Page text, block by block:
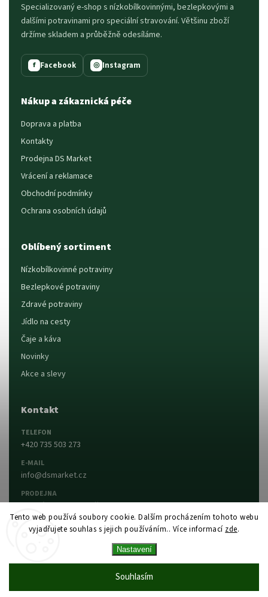
Tento web používá soubory cookie. Dalším procházením tohoto webu
vyjadřujete souhlas s jejich používáním.. Více informací zde.
Nastavení
Souhlasím
Specializovaný e-shop s nízkobílkovinnými, bezlepkovými a
dalšími potravinami pro speciální stravování. Většinu zboží
držíme skladem a průběžně odesíláme.
f Facebook ◎ Instagram
Nákup a zákaznická péče
Doprava a platba
Kontakty
Prodejna DS Market
Vrácení a reklamace
Obchodní podmínky
Ochrana osobních údajů
Oblíbený sortiment
Nízkobílkovinné potraviny
Bezlepkové potraviny
Zdravé potraviny
Jídlo na cesty
Čaje a káva
Novinky
Akce a slevy
Kontakt
TELEFON
+420 735 503 273
E-MAIL
info@dsmarket.cz
PRODEJNA
Dlouhá 90, 763 15 Slušovice
Napsat nám Prodejna a otevírací doba
Copyright 2026DS MARKET